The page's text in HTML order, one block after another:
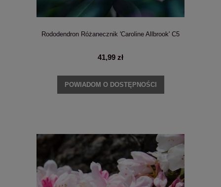
Rododendron Różanecznik 'Caroline Allbrook' C5
41,99 zł
POWIADOM O DOSTĘPNOŚCI